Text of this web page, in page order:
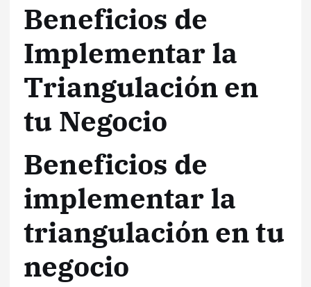
Beneficios de
Implementar la
Triangulación en
tu Negocio
Beneficios de
implementar la
triangulación en tu
negocio